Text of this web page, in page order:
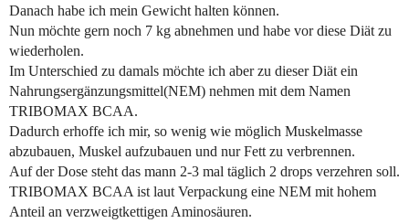
Danach habe ich mein Gewicht halten können.
Nun möchte gern noch 7 kg abnehmen und habe vor diese Diät zu
wiederholen.
Im Unterschied zu damals möchte ich aber zu dieser Diät ein
Nahrungsergänzungsmittel(NEM) nehmen mit dem Namen
TRIBOMAX BCAA.
Dadurch erhoffe ich mir, so wenig wie möglich Muskelmasse
abzubauen, Muskel aufzubauen und nur Fett zu verbrennen.
Auf der Dose steht das mann 2-3 mal täglich 2 drops verzehren soll.
TRIBOMAX BCAA ist laut Verpackung eine NEM mit hohem
Anteil an verzweigtkettigen Aminosäuren.